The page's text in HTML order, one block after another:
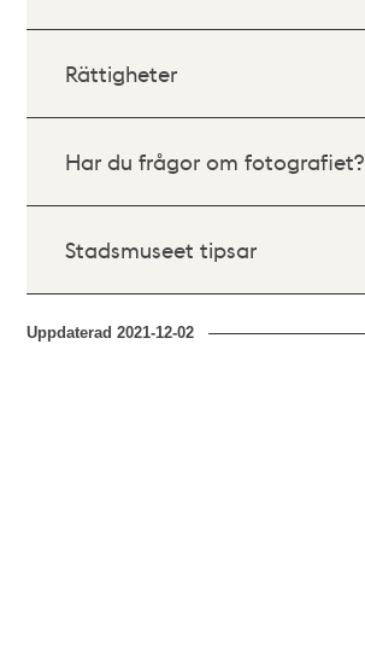
Rättigheter
Har du frågor om fotografiet?
Stadsmuseet tipsar
Uppdaterad2021-12-02